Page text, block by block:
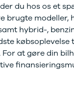
du hos os et
brugte
hybrid-,
at gøre din